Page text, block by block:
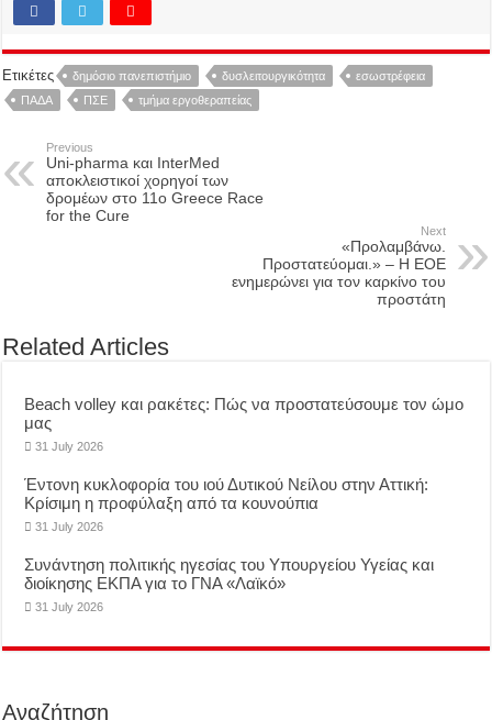
Ετικέτες δημόσιο πανεπιστήμιο δυσλειτουργικότητα
εσωστρέφεια
ΠΑΔΑ
ΠΣΕ τμήμα εργοθεραπείας
Previous
Uni-pharma και InterMed
αποκλειστικοί χορηγοί των
δρομέων στο 11ο Greece Race
for the Cure
Next
«Προλαμβάνω.
Προστατεύομαι.» – Η ΕΟΕ
ενημερώνει για τον καρκίνο του
προστάτη
Related Articles
Beach volley και ρακέτες: Πώς να προστατεύσουμε τον ώμο
μας
31 July 2026
Έντονη κυκλοφορία του ιού Δυτικού Νείλου στην Αττική:
Κρίσιμη η προφύλαξη από τα κουνούπια
31 July 2026
Συνάντηση πολιτικής ηγεσίας του Υπουργείου Υγείας και
διοίκησης ΕΚΠΑ για το ΓΝΑ «Λαϊκό»
31 July 2026
Αναζήτηση